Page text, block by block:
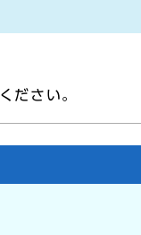
ださい。